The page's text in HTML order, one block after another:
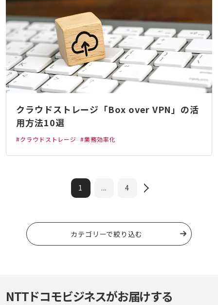
クラウドストレージ「Box over VPN」の活
用方法10選
#クラウドストレージ #業務効率化
1 ... 4
カテゴリーで絞り込む
NTTドコモビジネスがお届けする